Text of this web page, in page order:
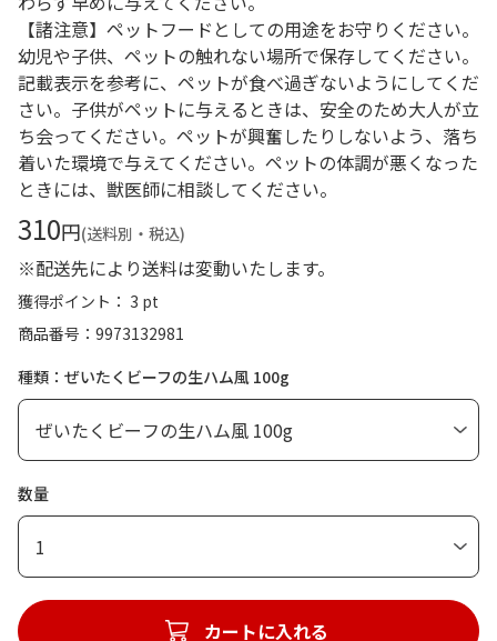
【諸注意】ペットフードとしての用途をお守りください。
幼児や子供、ペットの触れない場所で保存してください。
記載表示を参考に、ペットが食べ過ぎないようにしてくだ
さい。子供がペットに与えるときは、安全のため大人が立
ち会ってください。ペットが興奮したりしないよう、落ち
着いた環境で与えてください。ペットの体調が悪くなった
ときには、獣医師に相談してください。
310円(送料別・税込)
※配送先により送料は変動いたします。
獲得ポイント： 3 pt
商品番号
9973132981
種類：ぜいたくビーフの生ハム風 100g
数量
1
カートに入れる